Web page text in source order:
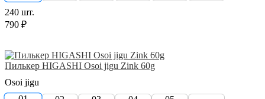
240 шт.
790 ₽
Пилькер HIGASHI Osoi jigu Zink 60g
Osoi jigu